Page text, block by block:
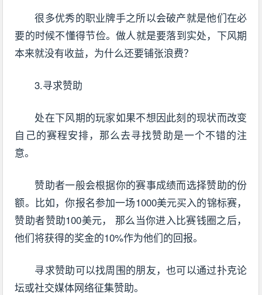
很多优秀的职业牌手之所以会破产就是他们在必
要的时候不懂得节俭。做人就是要落到实处，下风期
本来就没有收益，为什么还要铺张浪费？
3.寻求赞助
处在下风期的玩家如果不想因此刻的现状而改变
自己的赛程安排，那么去寻找赞助是一个不错的注
意。
赞助者一般会根据你的赛事成绩而选择赞助的份
额。比如，你报名参加一场1000美元买入的锦标赛，
赞助者赞助100美元， 那么当你进入比赛钱圈之后，
他们将获得的奖金的10%作为他们的回报。
寻求赞助可以找周围的朋友，也可以通过扑克论
坛或社交媒体网络征集赞助。